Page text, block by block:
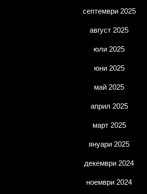
септември 2025
август 2025
юли 2025
юни 2025
май 2025
април 2025
март 2025
януари 2025
декември 2024
ноември 2024